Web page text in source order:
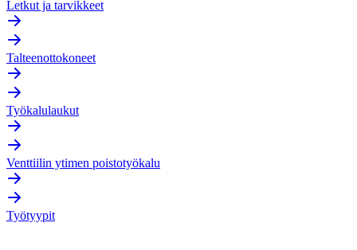
Letkut ja tarvikkeet
Talteenottokoneet
Työkalulaukut
Venttiilin ytimen poistotyökalu
Työtyypit